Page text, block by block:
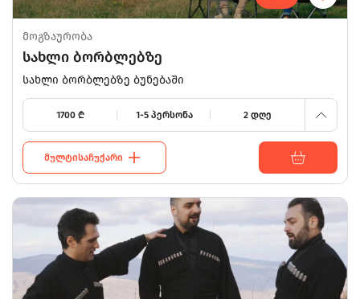
მოგზაურობა
სახლი ბორბლებზე
სახლი ბორბლებზე ბუნებაში
1700₾ 1-5 პერსონა 2 დღე
1700
3800
ᲛᲣᲚᲢᲘᲡᲐᲩᲣᲥᲐᲠᲘ